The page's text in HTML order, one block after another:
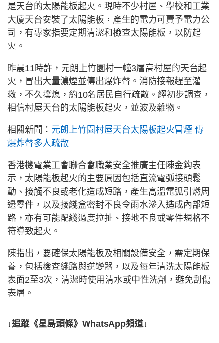
是天台的太陽能板起火。現時不少村屋、學校和工業
大廈天台安裝了太陽能板，產生的電力可賣予電力公
司，有專家指要定期清潔和檢查太陽能板，以防起
火。
昨晨11時許，元朗上竹園村一幢3層高村屋的天台起
火，冒出大量濃煙並傳出爆炸聲。消防接報趕至灌
救，不久撲熄，約10名居民自行疏散。經初步調查，
相信村屋天台的太陽能板起火，並波及雜物。
相關新聞： 元朗上竹園村屋天台太陽板起火冒煙 傳
爆炸聲多人疏散
香港機電業工會聯合會職業安全推廣主任陳金鈎表
示，太陽能板起火的主要原因包括直流電弧接頭鬆
動、接觸不良或老化造成短路，產生高溫電弧引燃周
邊零件，以及接綫盒密封不良令雨水滲入造成內部短
路，亦有可能配綫過度拉扯、接地不良或零件規格不
符導致起火。
陳指出，要確保太陽能板及相關設備安全，需定期保
養，包括檢查綫路與逆變器，以及每年清洗太陽能板
表面2至3次，清潔時使用清水或中性洗劑，避免刮傷
表層。
↓追蹤《星島頭條》WhatsApp頻道↓